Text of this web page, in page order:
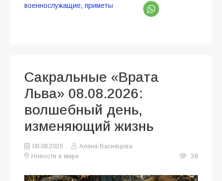
военнослужащие, приметы
Сакральные «Врата
Льва» 08.08.2026:
волшебный день,
изменяющий жизнь
08.08.2026
Алена Васнецова
Новости в мире
38